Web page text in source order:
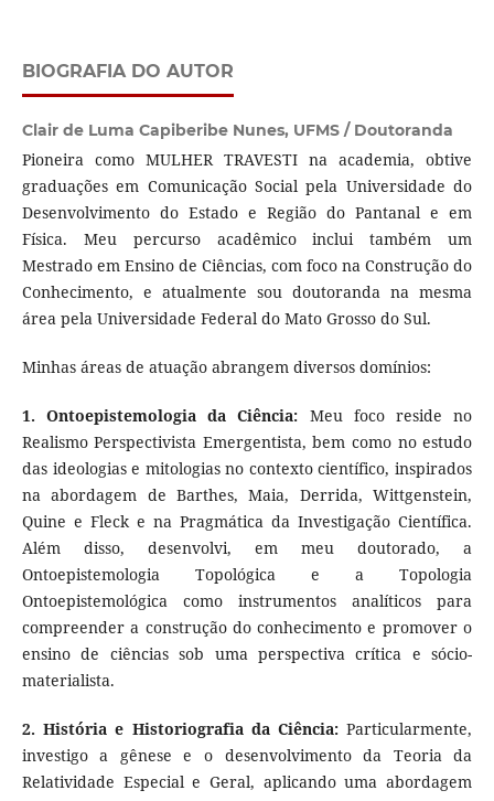
BIOGRAFIA DO AUTOR
Clair de Luma Capiberibe Nunes, UFMS / Doutoranda
Pioneira como MULHER TRAVESTI na academia, obtive
graduações em Comunicação Social pela Universidade do
Desenvolvimento do Estado e Região do Pantanal e em
Física. Meu percurso acadêmico inclui também um
Mestrado em Ensino de Ciências, com foco na Construção do
Conhecimento, e atualmente sou doutoranda na mesma
área pela Universidade Federal do Mato Grosso do Sul.
Minhas áreas de atuação abrangem diversos domínios:
1. Ontoepistemologia da Ciência: Meu foco reside no
Realismo Perspectivista Emergentista, bem como no estudo
das ideologias e mitologias no contexto científico, inspirados
na abordagem de Barthes, Maia, Derrida, Wittgenstein,
Quine e Fleck e na Pragmática da Investigação Científica.
Além disso, desenvolvi, em meu doutorado, a
Ontoepistemologia Topológica e a Topologia
Ontoepistemológica como instrumentos analíticos para
compreender a construção do conhecimento e promover o
ensino de ciências sob uma perspectiva crítica e sócio-
materialista.
2. História e Historiografia da Ciência:Particularmente,
investigo a gênese e o desenvolvimento da Teoria da
Relatividade Especial e Geral, aplicando uma abordagem